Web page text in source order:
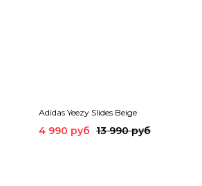
Adidas Yeezy Slides Beige
4 990 руб 13 990 руб